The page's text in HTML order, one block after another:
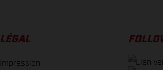
LÉGAL
Impression